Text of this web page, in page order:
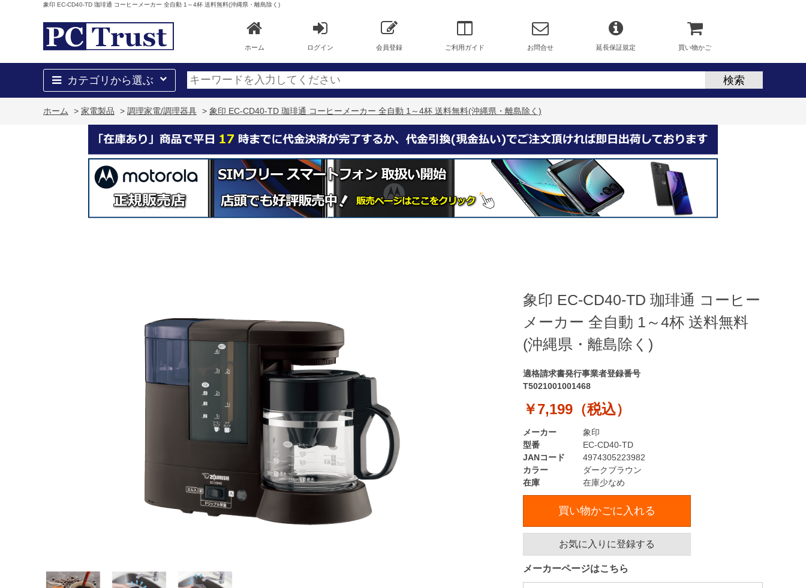
象印 EC-CD40-TD 珈琲通 コーヒーメーカー 全自動 1～4杯 送料無料(沖縄県・離島除く)
ホーム ログイン 会員登録 ご利用ガイド お問合せ 延長保証規定 買い物かご
カテゴリから選ぶ
ホーム > 家電製品 > 調理家電/調理器具 > 象印 EC-CD40-TD 珈琲通 コーヒーメーカー 全自動 1～4杯 送料無料(沖縄県・離島除く)
象印 EC-CD40-TD 珈琲通 コーヒー
メーカー 全自動 1～4杯 送料無料
(沖縄県・離島除く)
適格請求書発行事業者登録番号
T5021001001468
￥7,199（税込）
型番
EC-CD40-TD
JANコード
4974305223982
カラー
ダークブラウン
在庫
在庫少なめ
メーカー 象印
買い物かごに入れる
お気に入りに登録する
メーカーページはこちら